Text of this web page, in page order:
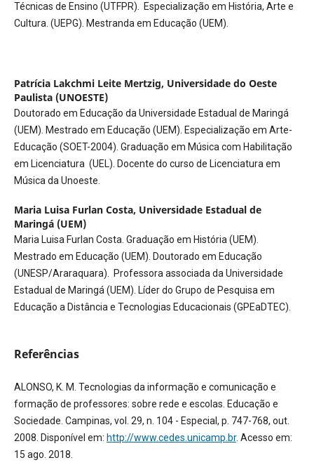
Técnicas de Ensino (UTFPR). Especialização em História, Arte e
Cultura. (UEPG). Mestranda em Educação (UEM).
Patrícia Lakchmi Leite Mertzig, Universidade do Oeste
Paulista (UNOESTE)
Doutorado em Educação da Universidade Estadual de Maringá
(UEM). Mestrado em Educação (UEM). Especialização em Arte-
Educação (SOET-2004). Graduação em Música com Habilitação
em Licenciatura (UEL). Docente do curso de Licenciatura em
Música da Unoeste.
Maria Luisa Furlan Costa, Universidade Estadual de
Maringá (UEM)
Maria Luisa Furlan Costa. Graduação em História (UEM).
Mestrado em Educação (UEM). Doutorado em Educação
(UNESP/Araraquara). Professora associada da Universidade
Estadual de Maringá (UEM). Líder do Grupo de Pesquisa em
Educação a Distância e Tecnologias Educacionais (GPEaDTEC).
Referências
ALONSO, K. M. Tecnologias da informação e comunicação e
formação de professores: sobre rede e escolas. Educação e
Sociedade. Campinas, vol. 29, n. 104 - Especial, p. 747-768, out.
2008. Disponível em: http://www.cedes.unicamp.br. Acesso em:
15 ago. 2018.